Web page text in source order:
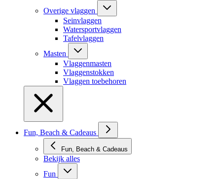
Overige vlaggen
Seinvlaggen
Watersportvlaggen
Tafelvlaggen
Masten
Vlaggenmasten
Vlaggenstokken
Vlaggen toebehoren
Fun, Beach & Cadeaus
Fun, Beach & Cadeaus
Bekijk alles
Fun